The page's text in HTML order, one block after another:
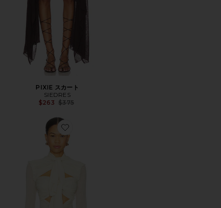
PIXIE スカート
SIEDRES
$263 Previous price:
$375
Favorite LUNA トップ